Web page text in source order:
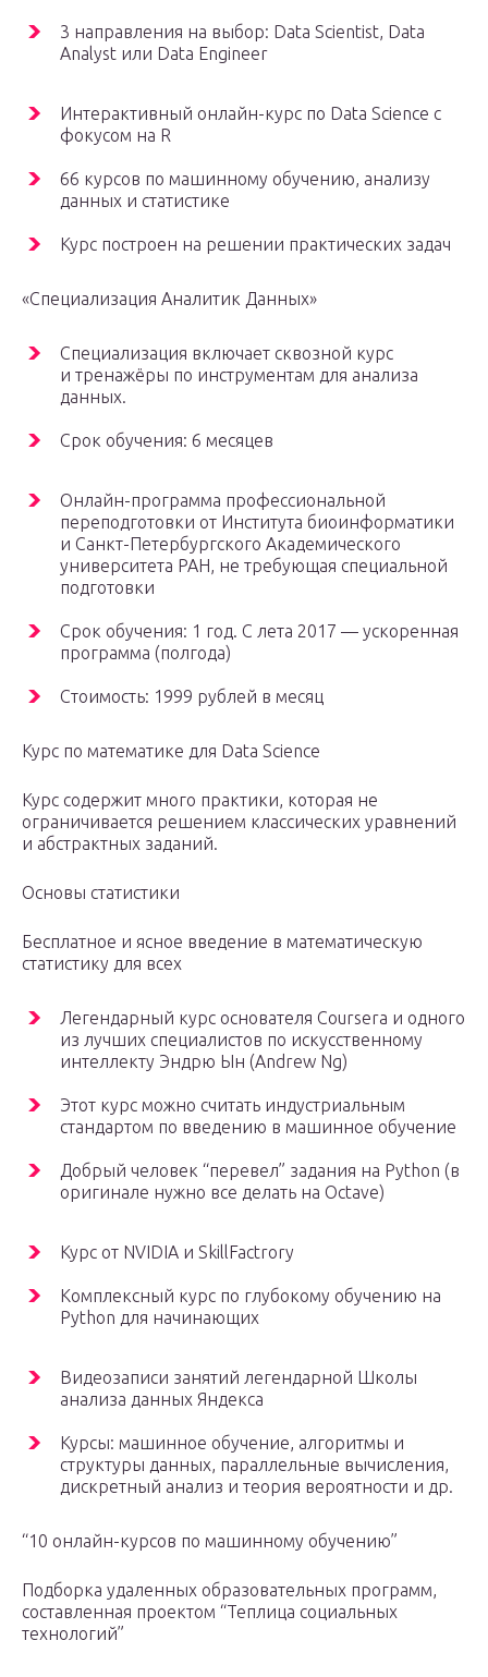
3 направления на выбор: Data Scientist, Data
Analyst или Data Engineer
Интерактивный онлайн-курс по Data Science с
фокусом на R
66 курсов по машинному обучению, анализу
данных и статистике
Курс построен на решении практических задач
«Специализация Аналитик Данных»
Специализация включает сквозной курс
и тренажёры по инструментам для анализа
данных.
Срок обучения: 6 месяцев
Онлайн-программа профессиональной
переподготовки от Института биоинформатики
и Санкт-Петербургского Академического
университета РАН, не требующая специальной
подготовки
Срок обучения: 1 год. С лета 2017 — ускоренная
программа (полгода)
Стоимость: 1999 рублей в месяц
Курс по математике для Data Science
Курс содержит много практики, которая не
ограничивается решением классических уравнений
и абстрактных заданий.
Основы статистики
Бесплатное и ясное введение в математическую
статистику для всех
Легендарный курс основателя Coursera и одного
из лучших специалистов по искусственному
интеллекту Эндрю Ын (Andrew Ng)
Этот курс можно считать индустриальным
стандартом по введению в машинное обучение
Добрый человек “перевел” задания на Python (в
оригинале нужно все делать на Octave)
Курс от NVIDIA и SkillFactrory
Комплексный курс по глубокому обучению на
Python для начинающих
Видеозаписи занятий легендарной Школы
анализа данных Яндекса
Курсы: машинное обучение, алгоритмы и
структуры данных, параллельные вычисления,
дискретный анализ и теория вероятности и др.
“10 онлайн-курсов по машинному обучению”
Подборка удаленных образовательных программ,
составленная проектом “Теплица социальных
технологий”